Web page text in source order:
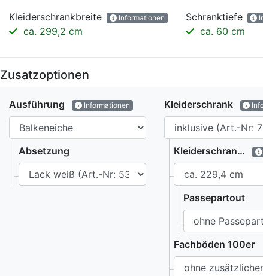
Kleiderschrankbreite Informationen
ca. 299,2 cm
Schranktiefe
ca. 60 cm
Zusatzoptionen
Ausführung Informationen
Absetzung
Kleiderschrank
Passepartout
Fachböden 100er